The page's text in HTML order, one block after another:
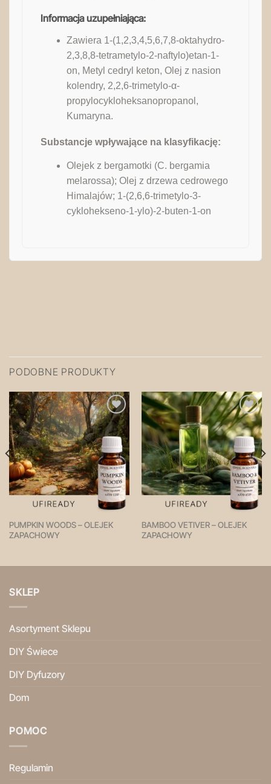
Informacja uzupełniająca:
Zawiera 1-(1,2,3,4,5,6,7,8-oktahydro-
2,3,8,8-tetrametylo-2-naftylo)etan-1-
on, Metyl cedryl keton, Olej z nasion
kolendry, 2,2,6-trimetylo-α-
propylocykloheksanopropanol,
Kumaryna.
Substancje wpływające na klasyfikację:
Olejek z bergamotki (C. bergamia
melarossa); Olej z drzewa cedrowego
Himalajów; 1-(2,6,6-trimetylo-3-
cyklohekseno-1-ylo)-2-buten-1-on
PODOBNE PRODUKTY
Zapisz
na
później!
PUMPKIN WOODS – OLEJEK
ZAPACHOWY
Zapisz
na
później!
BAMBOO VETIVER – OLEJEK
ZAPACHOWY
SKLEP
Asortyment Sklepu
DIY Świece
DIY Dyfuzory
Dom
POMOC
Regulamin